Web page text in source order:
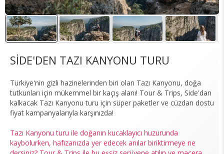
SİDE'DEN TAZI KANYONU TURU
Türkiye'nin gizli hazinelerinden biri olan Tazı Kanyonu, doğa
tutkunları için mükemmel bir kaçış alanı! Tour & Trips, Side'dan
kalkacak Tazı Kanyonu turu için süper paketler ve cüzdan dostu
fiyat kampanyalarıyla karşınızda!
Tazı Kanyonu turu ile doğanın kucaklayıcı huzurunda
kaybolurken, hafızanızda yer edecek anılar biriktirmeye ne